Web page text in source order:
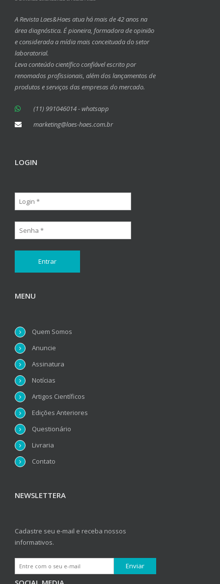
A Revista Laes&Haes atua há mais de 42 anos na
área diagnóstica. É pioneira, formadora de opinião
e considerada a mídia mais conceituada do setor
laboratorial.
Leva conteúdo científico confiável escrito por
renomados profissionais, além dos lançamentos de
produtos e serviços das empresas do mercado.
(11) 991046014 - whatsapp
marketing@laes-haes.com.br
LOGIN
MENU
Quem Somos
Anuncie
Assinatura
Notícias
Artigos Científicos
Edições Anteriores
Questionário
Livraria
Contato
NEWSLETTERA
Cadastre seu e-mail e receba nossos
informativos.